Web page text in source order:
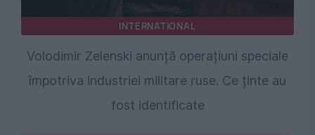
INTERNATIONAL
Volodimir Zelenski anunță operațiuni speciale
împotriva industriei militare ruse. Ce ținte au
fost identificate